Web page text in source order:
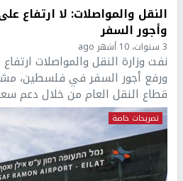
النقل والمواصلات: لا ارتفاع
وأجور السفر
3 سنوات، 10 أشهر ago
نفت وزارة النقل والمواصلات
ورفع أجور السفر في فلسطين،
قطاع النقل العام من خلال دعم
تصريحات خاصة